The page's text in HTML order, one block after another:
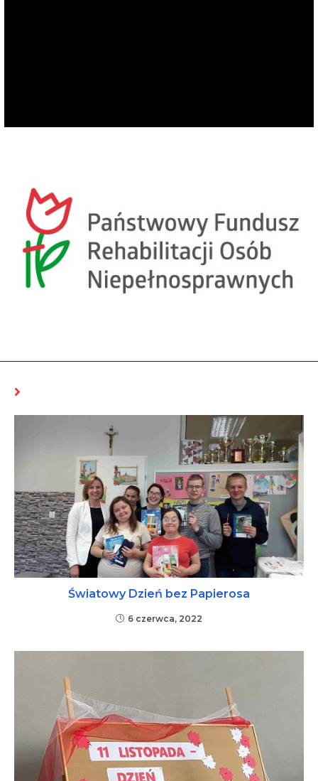
Światowy Dzień bez Papierosa
6 czerwca, 2022